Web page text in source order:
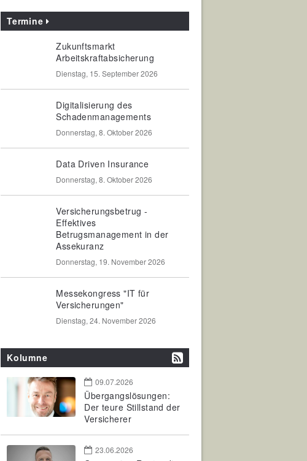
Termine
Zukunftsmarkt
Arbeitskraftabsicherung
Dienstag, 15. September 2026
Digitalisierung des
Schadenmanagements
Donnerstag, 8. Oktober 2026
Data Driven Insurance
Donnerstag, 8. Oktober 2026
Versicherungsbetrug -
Effektives
Betrugsmanagement in der
Assekuranz
Donnerstag, 19. November 2026
Messekongress "IT für
Versicherungen"
Dienstag, 24. November 2026
Kolumne
09.07.2026
Übergangslösungen:
Der teure Stillstand der
Versicherer
23.06.2026